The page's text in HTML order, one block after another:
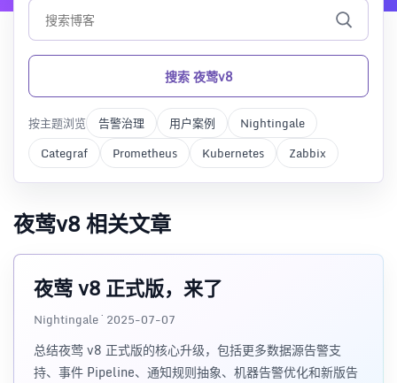
搜索 夜莺v8
按主题浏览 告警治理 用户案例
Nightingale
Categraf
Prometheus Kubernetes Zabbix
夜莺v8 相关文章
夜莺 v8 正式版，来了
Nightingale · 2025-07-07
总结夜莺 v8 正式版的核心升级，包括更多数据源告警支
持、事件 Pipeline、通知规则抽象、机器告警优化和新版告